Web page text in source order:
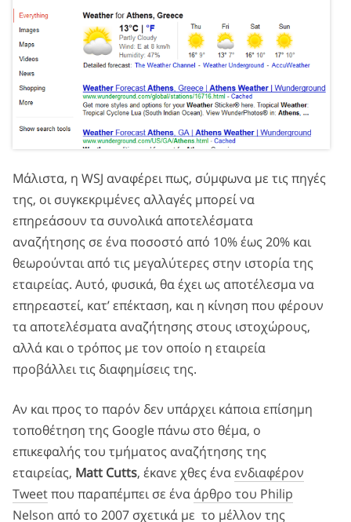
Μάλιστα, η WSJ αναφέρει πως, σύμφωνα με τις πηγές
της, οι συγκεκριμένες αλλαγές μπορεί να
επηρεάσουν τα συνολικά αποτελέσματα
αναζήτησης σε ένα ποσοστό από 10% έως 20% και
θεωρούνται από τις μεγαλύτερες στην ιστορία της
εταιρείας. Αυτό, φυσικά, θα έχει ως αποτέλεσμα να
επηρεαστεί, κατ’ επέκταση, και η κίνηση που φέρουν
τα αποτελέσματα αναζήτησης στους ιστοχώρους,
αλλά και ο τρόπος με τον οποίο η εταιρεία
προβάλλει τις διαφημίσεις της.
Αν και προς το παρόν δεν υπάρχει κάποια επίσημη
τοποθέτηση της Google πάνω στο θέμα, ο
επικεφαλής του τμήματος αναζήτησης της
εταιρείας, Matt Cutts, έκανε χθες έναενδιαφέρον
Tweetπου παραπέμπει σε ένα άρθρο του Philip
Nelson από το 2007 σχετικά με το μέλλον της